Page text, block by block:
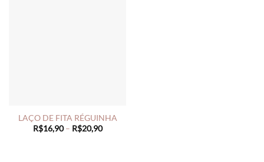
LAÇO DE FITA RÉGUINHA
R$16,90 – R$20,90Price